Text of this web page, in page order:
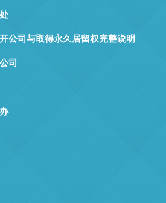
公司与取得永久居留权完整说明
司